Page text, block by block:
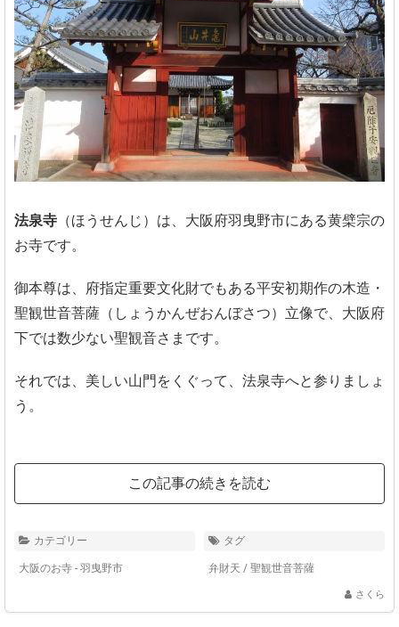
法泉寺 （ほうせんじ）は、大阪府羽曳野市にある黄檗宗の
お寺です。
御本尊は、府指定重要文化財でもある平安初期作の木造・
聖観世音菩薩（しょうかんぜおんぼさつ）立像で、大阪府
下では数少ない聖観音さまです。
それでは、美しい山門をくぐって、法泉寺へと参りましょ
う。
この記事の続きを読む
カテゴリー
大阪のお寺 - 羽曳野市
タグ
弁財天 / 聖観世音菩薩
さくら